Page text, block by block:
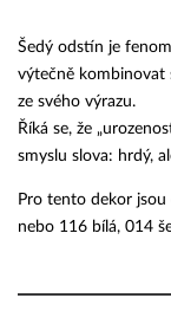
Šedý odstín je
výtečně kombinovat
ze svého výrazu.
Říká se, že
smyslu slova: hrdý,
Pro tento dekor
nebo 116 bílá, 014